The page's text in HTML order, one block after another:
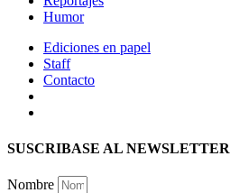
Humor
Ediciones en papel
Staff
Contacto
SUSCRIBASE AL NEWSLETTER
Nombre